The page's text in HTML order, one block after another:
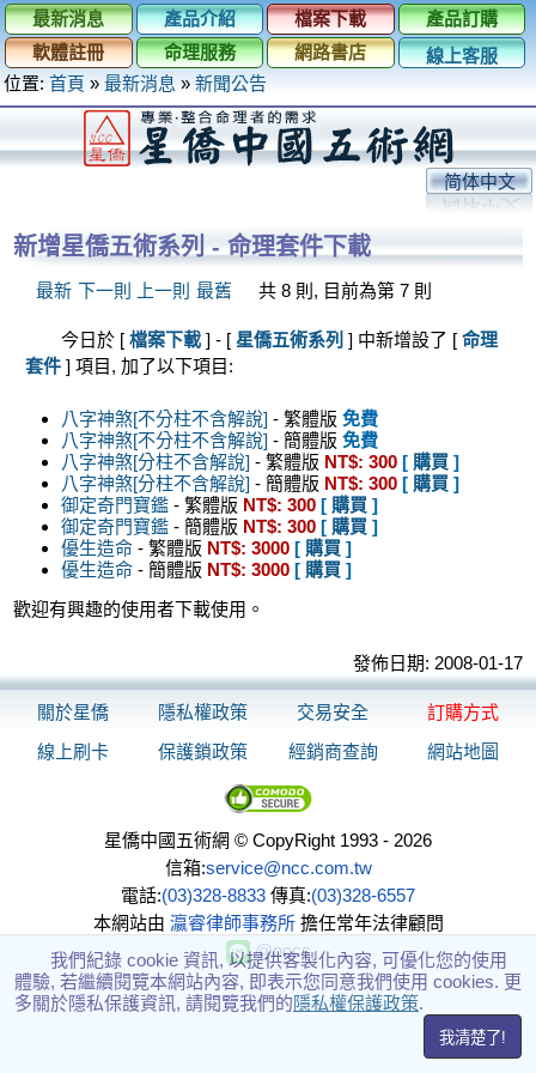
最新消息 產品介紹 檔案下載
產品訂購
軟體註冊
命理服務 網路書店
線上客服
位置: 首頁 » 最新消息 » 新聞公告
简体中文
新增星僑五術系列 - 命理套件下載
最新 下一則 上一則 最舊 共 8 則, 目前為第 7 則
今日於 [檔案下載 ] - [星僑五術系列 ] 中新增設了 [命理
套件 ] 項目, 加了以下項目:
八字神煞[不分柱不含解說] - 繁體版免費
八字神煞[不分柱不含解說] - 簡體版免費
八字神煞[分柱不含解說] - 繁體版 NT$: 300 [ 購買 ]
八字神煞[分柱不含解說] - 簡體版 NT$: 300 [ 購買 ]
御定奇門寶鑑 - 繁體版 NT$: 300 [ 購買 ]
御定奇門寶鑑 - 簡體版 NT$: 300 [ 購買 ]
優生造命 - 繁體版 NT$: 3000 [ 購買 ]
優生造命 - 簡體版 NT$: 3000 [ 購買 ]
歡迎有興趣的使用者下載使用。
發佈日期: 2008-01-17
關於星僑 隱私權政策 交易安全
訂購方式
線上刷卡
保護鎖政策 經銷商查詢 網站地圖
星僑中國五術網 © CopyRight 1993 - 2026
信箱:service@ncc.com.tw
電話:(03)328-8833 傳真:(03)328-6557
本網站由 瀛睿律師事務所擔任常年法律顧問
@nccs
我們紀錄 cookie 資訊, 以提供客製化內容, 可優化您的使用
體驗, 若繼續閱覽本網站內容, 即表示您同意我們使用 cookies. 更
多關於隱私保護資訊, 請閱覽我們的隱私權保護政策.
我清楚了!